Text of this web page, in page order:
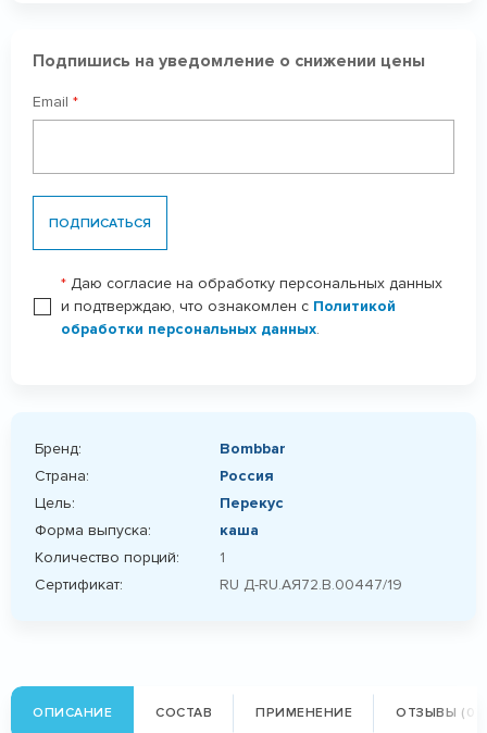
Подпишись на уведомление о снижении цены
Email *
ПОДПИСАТЬСЯ
* Даю согласие на обработку персональных данных
и подтверждаю, что ознакомлен с Политикой
обработки персональных данных.
Бренд:
Bombbar
Страна:
Россия
Цель:
Перекус
Форма выпуска:
каша
Количество порций:
1
Сертификат:
RU Д-RU.АЯ72.B.00447/19
ОПИСАНИЕ СОСТАВ ПРИМЕНЕНИЕ ОТЗЫВЫ (0)